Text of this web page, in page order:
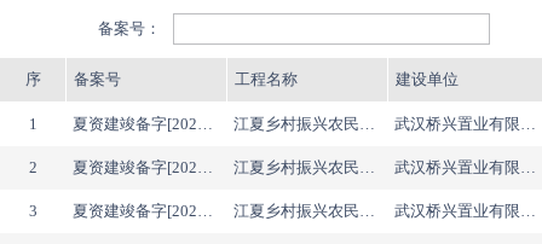
备案号：
序 备案号 工程名称 建设单位
1 夏资建竣备字[2026]第081号 江夏乡村振兴农民就业基地（一期）A地块地下室 武汉桥兴置业有限公司
2 夏资建竣备字[2026]第079号 江夏乡村振兴农民就业基地（一期）A地块13#楼 武汉桥兴置业有限公司
3 夏资建竣备字[2026]第078号 江夏乡村振兴农民就业基地（一期）A地块12#楼 武汉桥兴置业有限公司